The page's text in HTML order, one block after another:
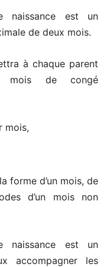
naissance est un
de deux mois.
à chaque parent
mois de congé
mois,
forme d’un mois, de
d’un mois non
naissance est un
accompagner les